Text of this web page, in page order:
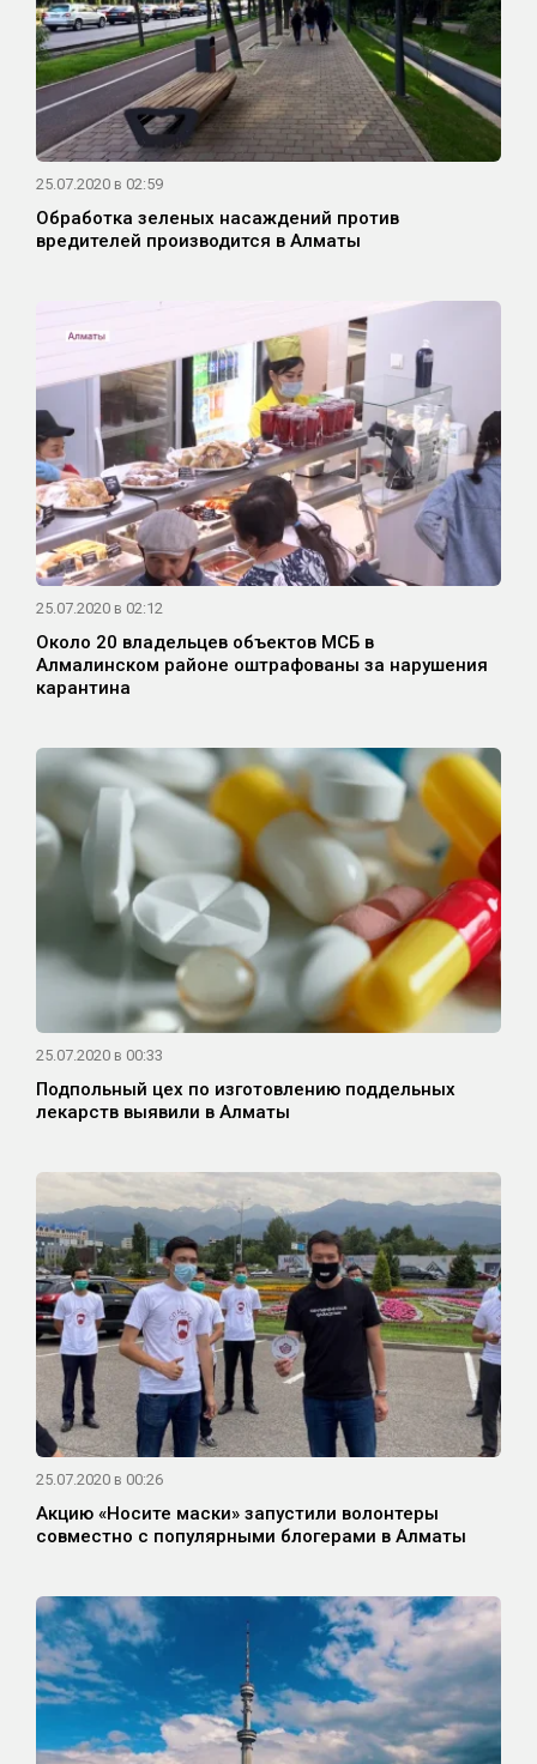
25.07.2020 в 02:59
Обработка зеленых насаждений против
вредителей производится в Алматы
25.07.2020 в 02:12
Около 20 владельцев объектов МСБ в
Алмалинском районе оштрафованы за нарушения
карантина
25.07.2020 в 00:33
Подпольный цех по изготовлению поддельных
лекарств выявили в Алматы
25.07.2020 в 00:26
Акцию «Носите маски» запустили волонтеры
совместно с популярными блогерами в Алматы